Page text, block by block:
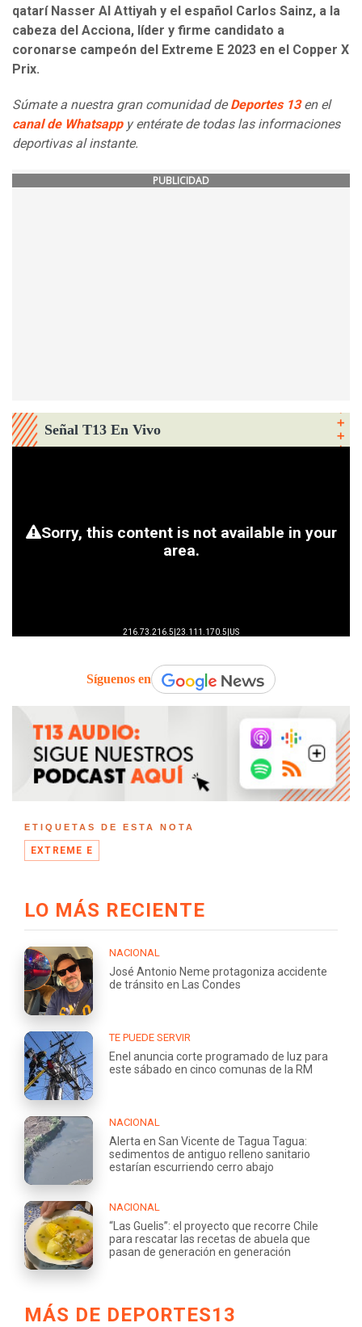
qatarí Nasser Al Attiyah y el español Carlos Sainz, a la
cabeza del Acciona, líder y firme candidato a
coronarse campeón del Extreme E 2023 en el Copper X
Prix.
Súmate a nuestra gran comunidad de Deportes 13en el
canal de Whatsappy entérate de todas las informaciones
deportivas al instante.
PUBLICIDAD
Señal T13 En Vivo
Síguenos en
ETIQUETAS DE ESTA NOTA
EXTREME E
LO MÁS RECIENTE
NACIONAL
José Antonio Neme protagoniza accidente
de tránsito en Las Condes
TE PUEDE SERVIR
Enel anuncia corte programado de luz para
este sábado en cinco comunas de la RM
NACIONAL
Alerta en San Vicente de Tagua Tagua:
sedimentos de antiguo relleno sanitario
estarían escurriendo cerro abajo
NACIONAL
“Las Guelis”: el proyecto que recorre Chile
para rescatar las recetas de abuela que
pasan de generación en generación
MÁS DE DEPORTES13